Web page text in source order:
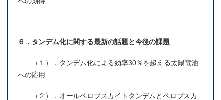
６．タンデム化に関する最新の話題と今後の課題
（１）．タンデム化による効率30％を超える太陽電池
への応用
（２）．オールペロブスカイトタンデムとペロブスカ